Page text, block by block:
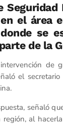
Seguridad
el área
se
de la
de
el
señaló
al